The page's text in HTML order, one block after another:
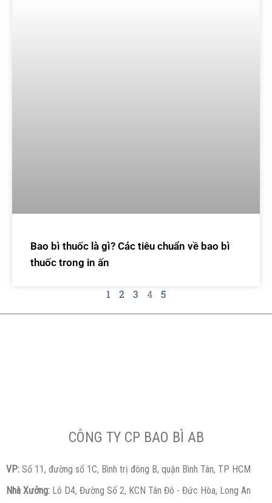
Bao bì thuốc là gì? Các tiêu chuẩn về bao bì
thuốc trong in ấn
1 2 3 4 5
CÔNG TY CP BAO BÌ AB
VP: Số 11, đường số 1C, Bình trị đông B, quận Bình Tân, TP HCM
Nhà Xưởng: Lô D4, Đường Số 2, KCN Tân Đô - Đức Hòa, Long An